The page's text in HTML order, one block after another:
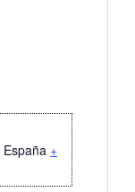
España +